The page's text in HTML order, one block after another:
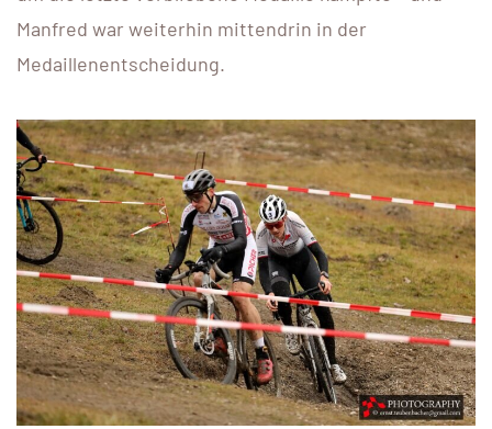
Manfred war weiterhin mittendrin in der
Medaillenentscheidung.